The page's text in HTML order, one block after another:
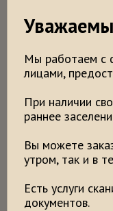
Яна
Эллада в Марьино
свежий ремонт,
огромных торговых
отличные кафешки и
Мы работаем с
лицами,
При наличии
раннее
Вы можете
утром, так и в
Есть услуги
документов.